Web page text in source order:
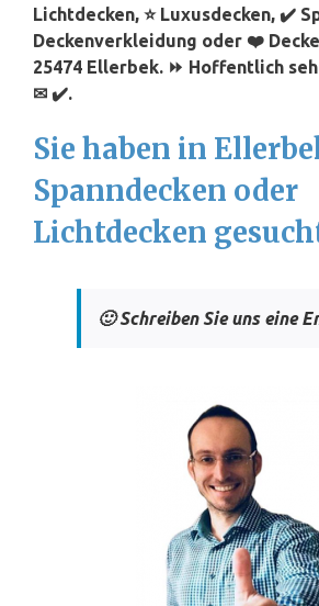
Lichtdecken, ⭐ Luxusdecken, ✔️
Deckenverkleidung oder ❤️
25474 Ellerbek. ⏩ Hoffentlich
✉ ✔️.
Sie haben in
Spanndecken oder
Lichtdecken
🙂 Schreiben Sie uns eine